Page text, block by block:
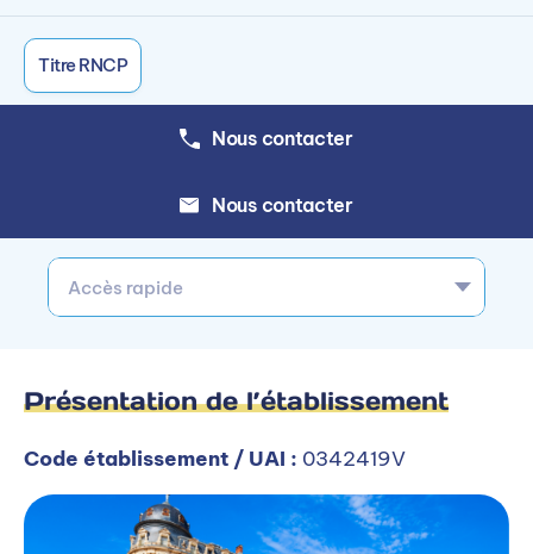
Titre RNCP
Nous contacter
Nous contacter
Accès rapide
Présentation de l’établissement
Code établissement / UAI : 0342419V